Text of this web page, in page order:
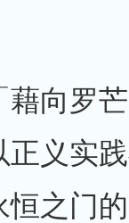
藉向罗
正义实
恒之门